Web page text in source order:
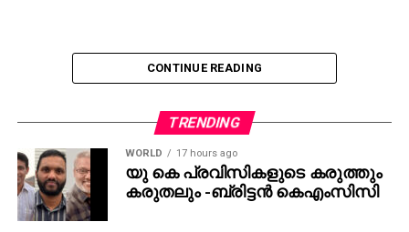
CONTINUE READING
TRENDING
WORLD 17 hours ago
യു കെ പ്രവിസികളുടെ കരുത്തും
കരുതലും -ബ്രിട്ടൻ കെഎംസിസി